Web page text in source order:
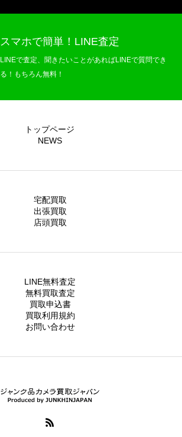
スマホで簡単！LINE査定
LINEで査定、聞きたいことがあればLINEで質問でき
る！もちろん無料！
トップページ
NEWS
宅配買取
出張買取
店頭買取
LINE無料査定
無料買取査定
買取申込書
買取利用規約
お問い合わせ